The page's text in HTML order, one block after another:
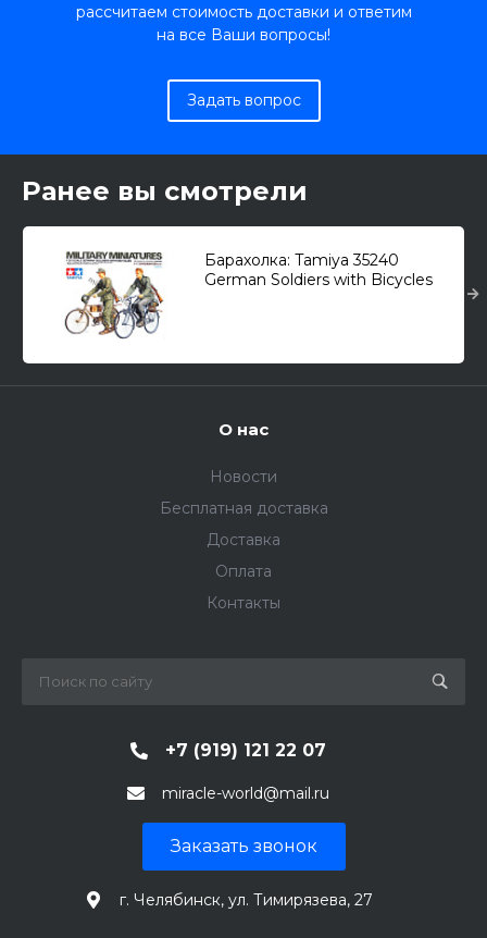
рассчитаем стоимость доставки и ответим
на все Ваши вопросы!
Задать вопрос
Ранее вы смотрели
Барахолка: Tamiya 35240
German Soldiers with Bicycles
О нас
Новости
Бесплатная доставка
Доставка
Оплата
Контакты
+7 (919) 121 22 07
miracle-world@mail.ru
Заказать звонок
г. Челябинск, ул. Тимирязева, 27